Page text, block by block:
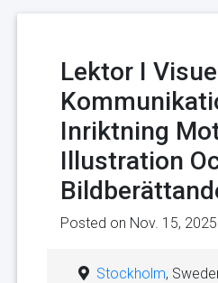
Lektor I
Inriktning
Illustration
Posted on Nov. 15,
Stockholm,